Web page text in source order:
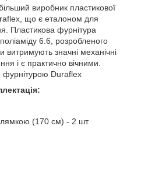
виробник пластикової
що є еталоном для
Пластикова фурнітура
6.6, розробленого
значні механічні
і є практично вічними.
Duraflex
(170 см) - 2 шт